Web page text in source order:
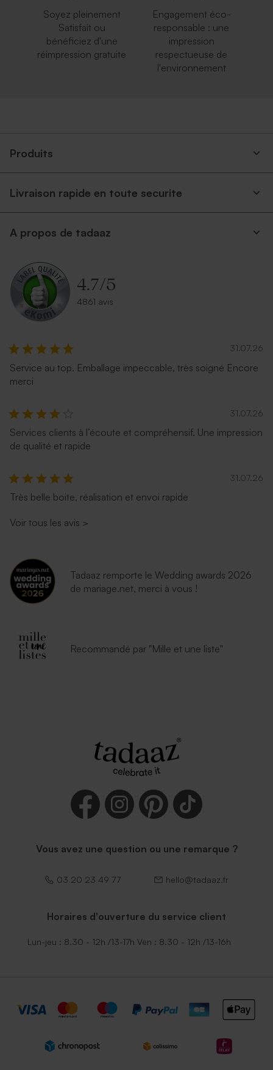
Enveloppe fête eucalyptus
Enveloppe rectangle rose
Enveloppe blanche
Soyez pleinement
Satisfait ou
bénéficiez d'une
réimpression gratuite
Engagement éco-
responsable : une
impression
respectueuse de
l'environnement
Produits
Livraison rapide en toute securite
A propos de tadaaz
4.7/5
4861 avis
31.07.26
Service au top. Emballage impeccable, très soigné Encore
merci
31.07.26
Services clients à l’écoute et compréhensif. Une impression
de qualité et rapide
31.07.26
Très belle boite, réalisation et envoi rapide
Voir tous les avis >
Tadaaz remporte le Wedding awards 2026
de mariage.net, merci à vous !
Recommandé par "Mille et une liste"
Vous avez une question ou une remarque ?
03 20 23 49 77 hello@tadaaz.fr
Horaires d'ouverture du service client
Lun-jeu : 8.30 - 12h /13-17h Ven : 8.30 - 12h /13-16h